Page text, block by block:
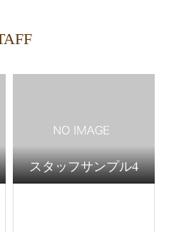
スタッフサンプル4